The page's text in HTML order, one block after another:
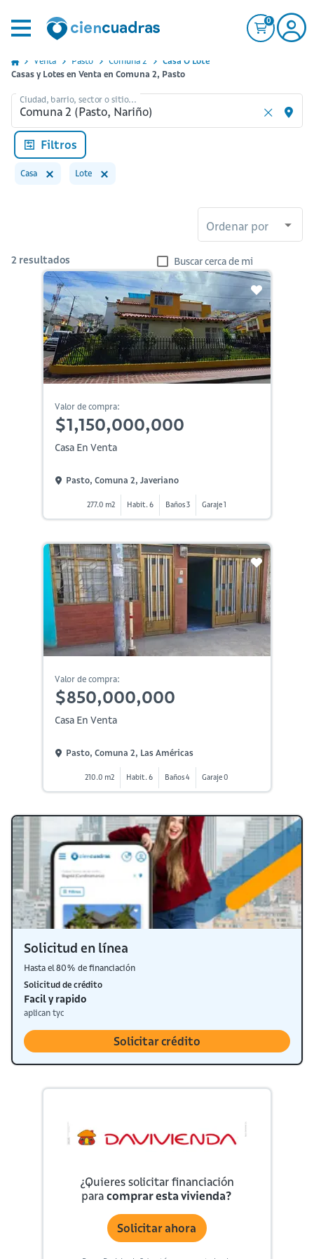
0
Venta Pasto Comuna 2
Casa O Lote
Casas y Lotes en Venta en Comuna 2, Pasto
Ciudad, barrio, sector o sitio...
Filtros
Casa Lote
Ordenar por
2 resultados Buscar cerca de mi
Valor de compra:
$1,150,000,000
Casa En Venta
Pasto, Comuna 2, Javeriano
277.0 m2 Habit. 6 Baños 3 Garaje 1
Valor de compra:
$850,000,000
Casa En Venta
Pasto, Comuna 2, Las Américas
210.0 m2 Habit. 6 Baños 4 Garaje 0
Solicitud en línea
Hasta el 80% de financiación
Solicitud de crédito
Facil y rapido
aplican tyc
Solicitar crédito
¿Quieres solicitar financiación
paracomprar esta vivienda?
Solicitar ahora